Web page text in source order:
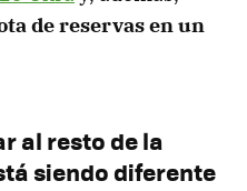
de reservas en un
al resto de la
siendo diferente